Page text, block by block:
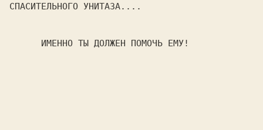
СПАСИТЕЛЬНОГО УНИТАЗА....